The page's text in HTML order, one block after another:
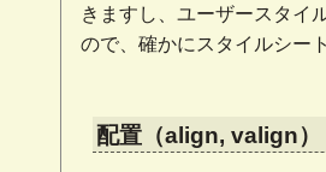
きますし、ユーザースタイ
ので、確かにスタイルシー
配置（align, valign）